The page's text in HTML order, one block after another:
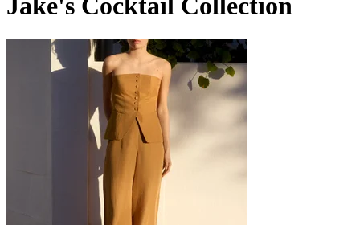
Jake's Cocktail Collection